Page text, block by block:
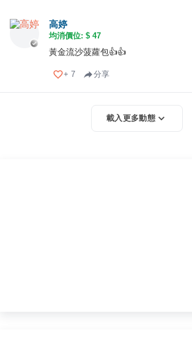
高婷
均消價位: $ 47
黃金流沙菠蘿包👍👍
+ 7 分享
載入更多動態